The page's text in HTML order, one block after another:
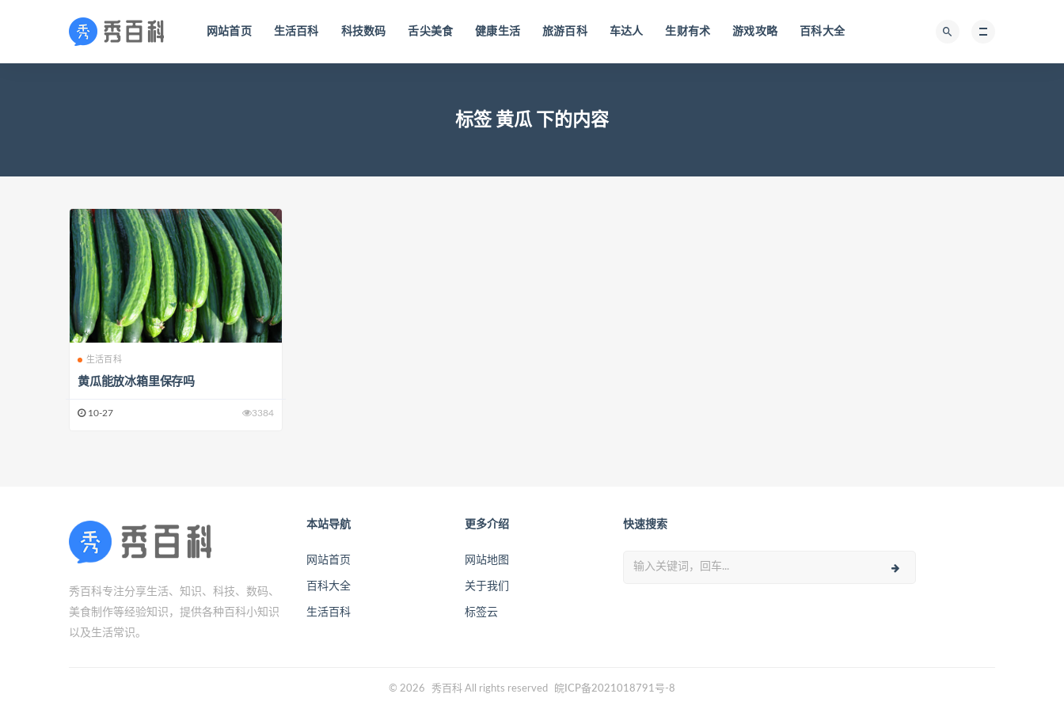
网站首页 生活百科 科技数码 舌尖美食 健康生活 旅游百科 车达人 生财有术 游戏攻略 百科大全
标签 黄瓜 下的内容
生活百科
黄瓜能放冰箱里保存吗
10-27 3384
秀百科专注分享生活、知识、科技、数码、
美食制作等经验知识，提供各种百科小知识
以及生活常识。
本站导航
网站首页
百科大全
生活百科
更多介绍
网站地图
关于我们
标签云
快速搜索
© 2026 秀百科 All rights reserved 皖ICP备2021018791号-8